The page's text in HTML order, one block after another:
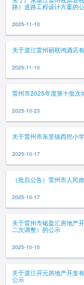
路）道路工程设计方案的
2025-11-10
关于湛江雷州丽联鸿酒店
2025-11-10
雷州市2025年度第十批次
2025-10-23
关于雷州市东里镇西挖小
2025-10-17
（批后公告）雷州市人
2025-10-17
关于雷州市铭盈汇房地产
二次调整）的公示
2025-10-10
关于湛江开元房地产开发
公示